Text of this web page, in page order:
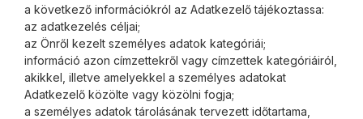
a következő információkról az Adatkezelő tájékoztassa:
az adatkezelés céljai;
az Önről kezelt személyes adatok kategóriái;
információ azon címzettekről vagy címzettek kategóriáiról,
akikkel, illetve amelyekkel a személyes adatokat
Adatkezelő közölte vagy közölni fogja;
a személyes adatok tárolásának tervezett időtartama,